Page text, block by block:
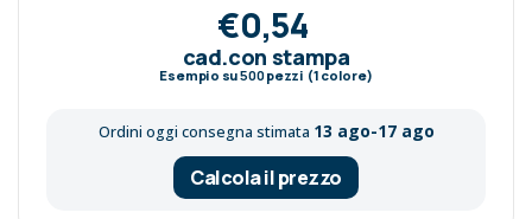
€0,54
cad.con stampa
Esempio su500pezzi (1 colore)
Ordini oggi consegna stimata 13 ago-17 ago
Calcola il prezzo